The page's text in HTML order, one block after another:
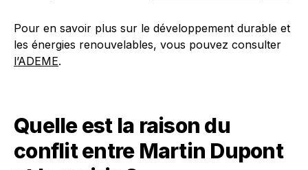
Pour en savoir plus sur le développement durable et
les énergies renouvelables, vous pouvez consulter
l’ADEME.
Quelle est la raison du
conflit entre Martin Dupont